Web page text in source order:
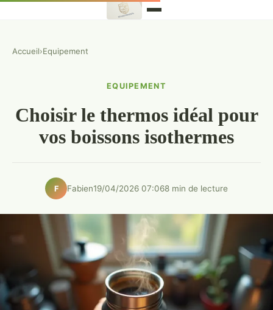
Accueil›Equipement
EQUIPEMENT
Choisir le thermos idéal pour
vos boissons isothermes
F Fabien19/04/2026 07:068 min de lecture